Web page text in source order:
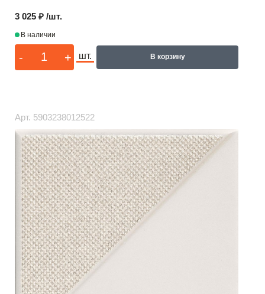
3 025 ₽ /шт.
В наличии
- + шт. В корзину
Арт. 5903238012522